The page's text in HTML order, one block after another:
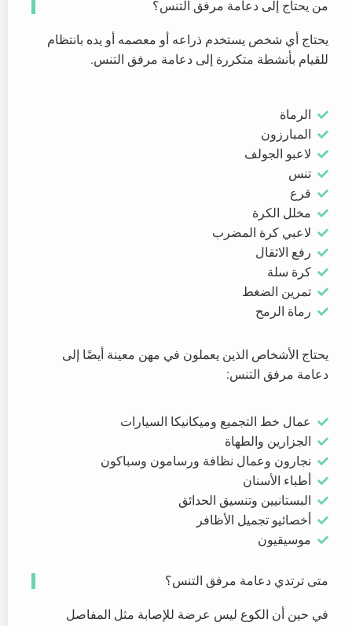
من يحتاج إلى دعامة مرفق التنس؟
يحتاج أي شخص يستخدم ذراعه أو معصمه أو يده بانتظام
للقيام بأنشطة متكررة إلى دعامة مرفق التنس.
الرماة
المبارزون
لاعبو الجولف
تنس
قرع
مخلل الكرة
لاعبي كرة المضرب
رفع الاثقال
كرة سلة
تمرين الضغط
رماة الرمح
يحتاج الأشخاص الذين يعملون في مهن معينة أيضًا إلى
دعامة مرفق التنس:
عمال خط التجميع وميكانيكا السيارات
الجزارين والطهاة
نجارون وعمال نظافة ورسامون وسباكون
أطباء الأسنان
البستانيين وتنسيق الحدائق
أخصائيو تجميل الأظافر
موسيقيون
متى ترتدي دعامة مرفق التنس؟
في حين أن الكوع ليس عرضة للإصابة مثل المفاصل